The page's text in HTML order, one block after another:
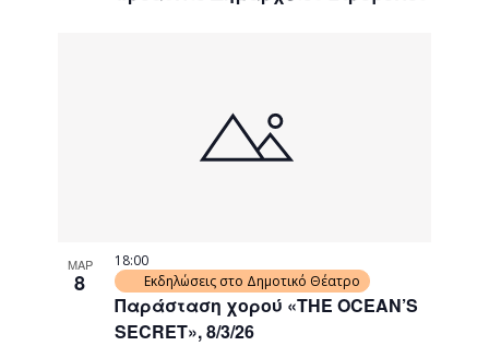
ΜΑΡ
8
Παράσταση χορού «THE OCEAN’S
SECRET», 8/3/26
18:00
Εκδηλώσεις στο Δημοτικό Θέατρο